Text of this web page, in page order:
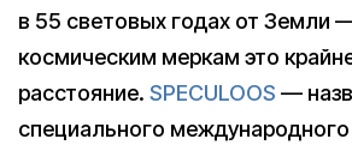
в 55 световых годах от Земли
космическим меркам это
расстояние. SPECULOOS —
специального международного